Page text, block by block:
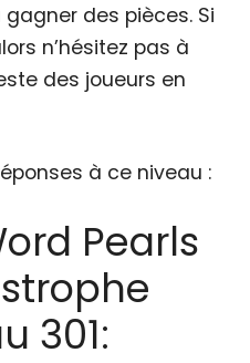
des pièces. Si
n’hésitez pas à
des joueurs en
à ce niveau :
Pearls
301: